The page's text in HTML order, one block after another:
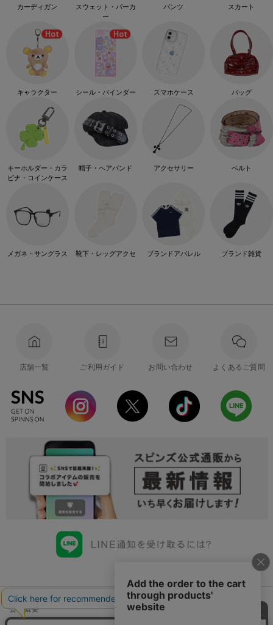
カーディガン
スウェット・パーカ
ー
パンツ スカート
キャラクター シール・バインダー スマホケース バッグ
キーホルダー・カラ
ビナ・コインケース
帽子・ヘアバンド アクセサリー ベルト
メガネ・サングラス 靴下・レッグアクセ ブランドアパレル ブランド雑貨
店舗一覧 ご利用ガイド お問い合わせ よくあるご質問
会社概要 会員規約について